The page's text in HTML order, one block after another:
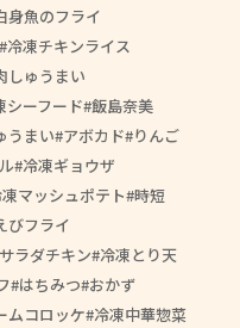
身魚のフライ
冷凍チキンライス
しゅうまい
シーフード 飯島奈美
うまい アボカド りんご
冷凍ギョウザ
マッシュポテト 時短
びフライ
ラダチキン 冷凍とり天
はちみつ おかず
ムコロッケ 冷凍中華惣菜